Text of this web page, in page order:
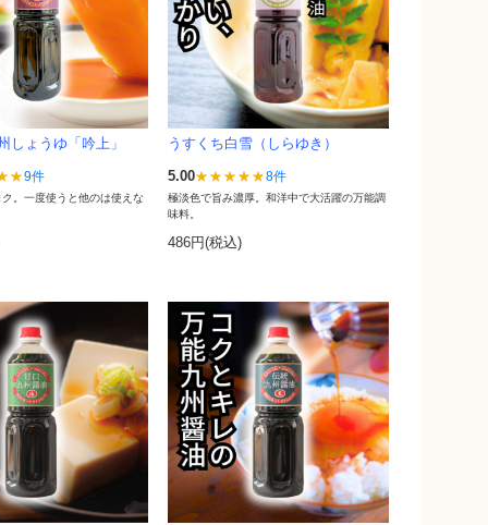
しょうゆ「吟上」
9件
。一度使うと他のは使えな
うすくち白雪（しらゆき）
5.00 8件
極淡色で旨み濃厚。和洋中で大活躍の万能調
味料。
486円(税込)